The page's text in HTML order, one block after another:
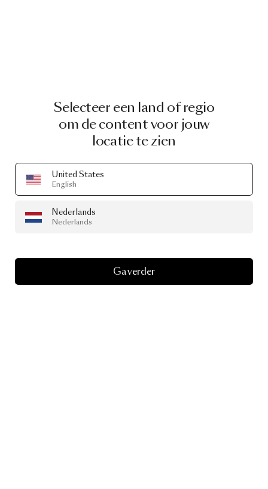
Selecteer een land of regio
om de content voor jouw
locatie te zien
United States
English
Nederlands
Nederlands
Ga verder